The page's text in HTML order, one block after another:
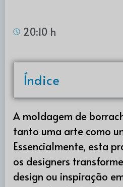
20:10 h
Índice
A moldagem de
tanto uma arte como
Essencialmente, esta
os designers
design ou inspiração